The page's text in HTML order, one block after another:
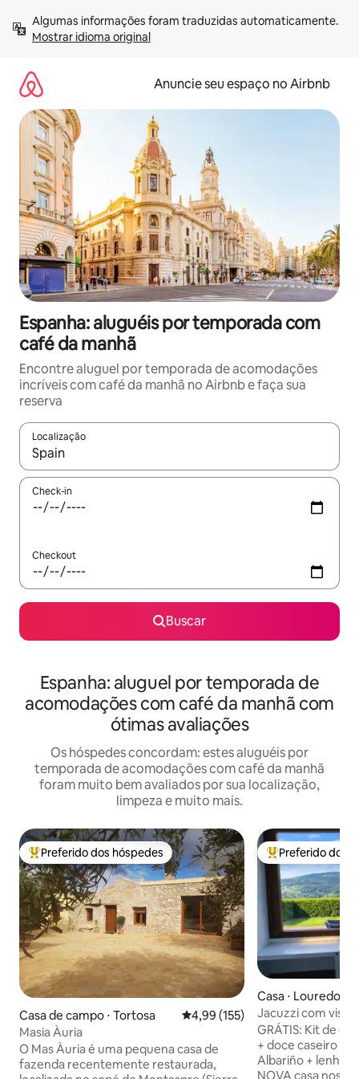
para
Mostrar idioma original
Anuncie seu espaço no Airbnb
Espanha: aluguéis por temporada com
café da manhã
Encontre aluguel por temporada de acomodações
incríveis com café da manhã no Airbnb e faça sua
reserva
Localização
Quando os resultados estiverem disponíveis, explore-os
Check-in
Checkout
Buscar
Espanha: aluguel por temporada de
acomodações com café da manhã com
ótimas avaliações
Os hóspedes concordam: estes aluguéis por
temporada de acomodações com café da manhã
foram muito bem avaliados por sua localização,
limpeza e muito mais.
Entre os melhores preferidos dos hóspedes
Preferido dos hóspedes
Casa de campo ⋅ Tortosa 4,99 de uma avaliação média de
4,99 (155)
Masia Àuria
O Mas Àuria é uma pequena casa de
fazenda recentemente restaurada,
Entre os
Preferido dos
Casa ⋅ Louredo
Jacuzzi com vista
em Vigo Rural,
GRÁTIS: Kit de
+ doce caseiro +
Albariño + lenha
NOVA casa nos